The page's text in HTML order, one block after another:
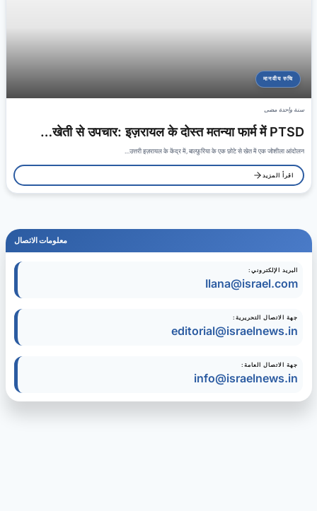
मानवीय रुचि
سنة واحدة مضى
खेती से उपचार: इज़रायल के दोस्त मतन्या फार्म में PTSD…
उत्तरी इज़रायल के केंद्र में, बाल्फ़ुरिया के एक छोटे से खेत में एक जोशीला आंदोलन…
اقرأ المزيد
معلومات الاتصال
البريد الإلكتروني:
Ilana@israel.com
جهة الاتصال التحريرية:
editorial@israelnews.in
جهة الاتصال العامة:
info@israelnews.in